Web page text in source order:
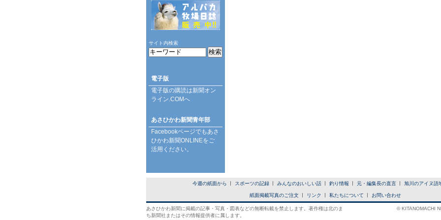
サイト内検索
電子版
電子版の購読は新聞オン
ライン.COMへ
あさひかわ新聞青年部
Facebookページでもあさ
ひかわ新聞ONLINEをご
活用ください。
今週の紙面から スポーツの記録 みんなのおいしい話 釣り情報 元・編集長の直言 旭川のアイヌ語
紙面掲載写真のご注文 リンク 私たちについて お問い合わせ
あさひかわ新聞に掲載の記事・写真・図表などの無断転載を禁止します。著作権は北のま
ち新聞社またはその情報提供者に属します。
© KITANOMACHI